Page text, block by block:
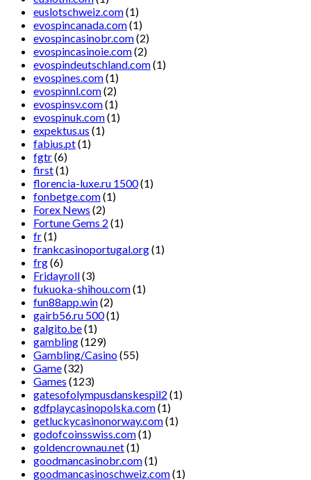
euslotschweiz.com(1)
evospincanada.com(1)
evospincasinobr.com(2)
evospincasinoie.com(2)
evospindeutschland.com(1)
evospines.com(1)
evospinnl.com(2)
evospinsv.com(1)
evospinuk.com(1)
expektus.us (1)
fabius.pt(1)
fgtr(6)
first(1)
florencia-luxe.ru 1500(1)
fonbetge.com(1)
Forex News (2)
Fortune Gems 2 (1)
fr(1)
frankcasinoportugal.org(1)
frg(6)
Fridayroll(3)
fukuoka-shihou.com(1)
fun88app.win(2)
gairb56.ru 500(1)
galgito.be(1)
gambling(129)
Gambling/Casino(55)
Game(32)
Games (123)
gatesofolympusdanskespil2 (1)
gdfplaycasinopolska.com(1)
getluckycasinonorway.com(1)
godofcoinsswiss.com(1)
goldencrownau.net(1)
goodmancasinobr.com(1)
goodmancasinoschweiz.com(1)